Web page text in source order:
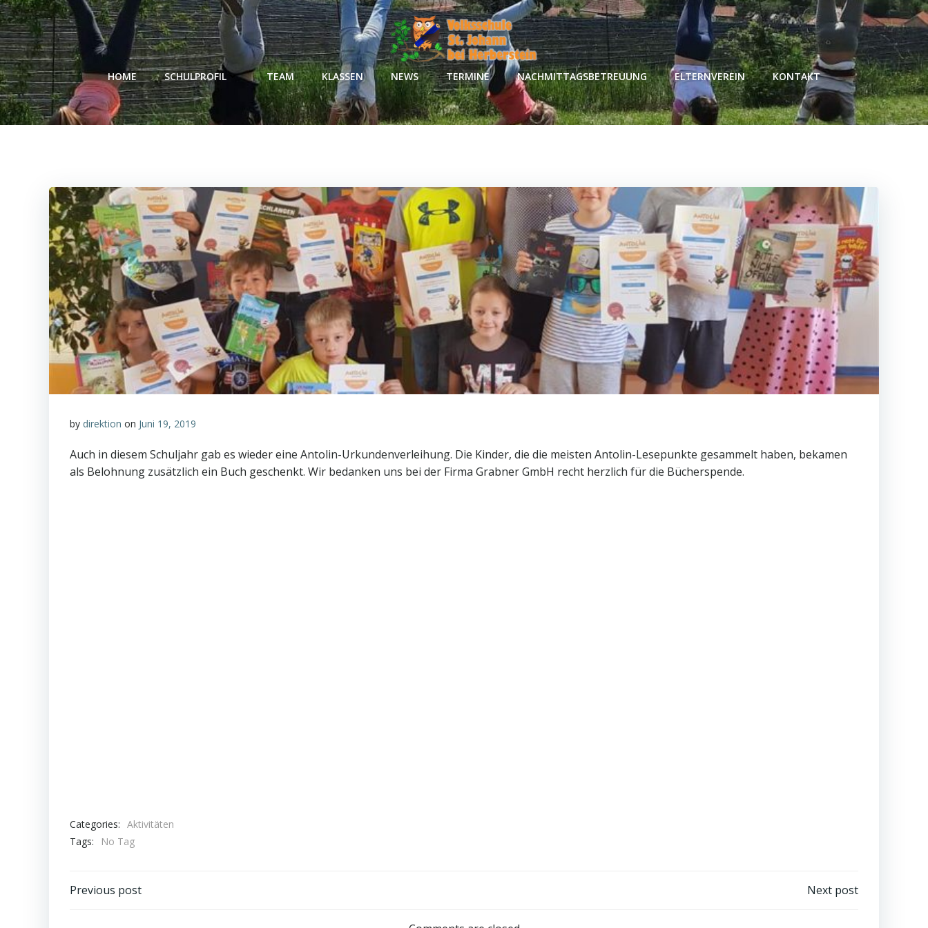
Zum
Inhalt
springen
HOME SCHULPROFIL TEAM KLASSEN NEWS TERMINE NACHMITTAGSBETREUUNG ELTERNVEREIN KONTAKT
by direktion on Juni 19, 2019
Auch in diesem Schuljahr gab es wieder eine Antolin-Urkundenverleihung. Die Kinder, die die meisten Antolin-Lesepunkte gesammelt haben, bekamen
als Belohnung zusätzlich ein Buch geschenkt. Wir bedanken uns bei der Firma Grabner GmbH recht herzlich für die Bücherspende.